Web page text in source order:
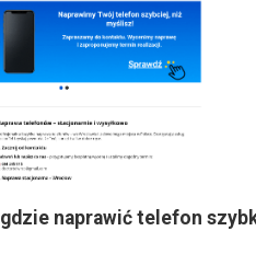
gdzie naprawić telefon